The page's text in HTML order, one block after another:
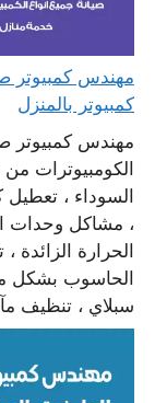
كمبيوتر بالمنزل
مهندس كمبيوتر
الكومبيوترات
السوداء ،
، مشاكل وحدات
الحرارة الزائدة
الحاسوب بشكل
سبلاي ، تنظيف